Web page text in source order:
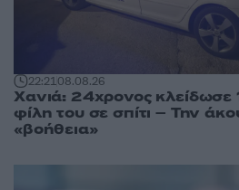
22:2108.08.26
Χανιά: 24χρονος
φίλη του σε σπίτι – Την
«βοήθεια»